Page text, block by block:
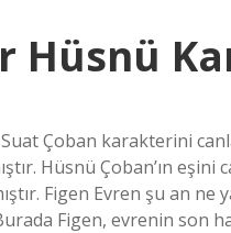
Çoban karakterini
Hüsnü Çoban’ın
Figen Evren şu an ne
Figen, evrenin son